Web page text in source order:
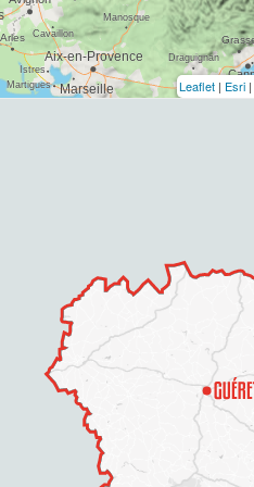
Leaflet | Esri |